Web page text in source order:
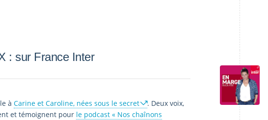
: sur France Inter
à Carine et Caroline, nées sous le secret
. Deux voix,
et témoignent pour le podcast « Nos chaînons